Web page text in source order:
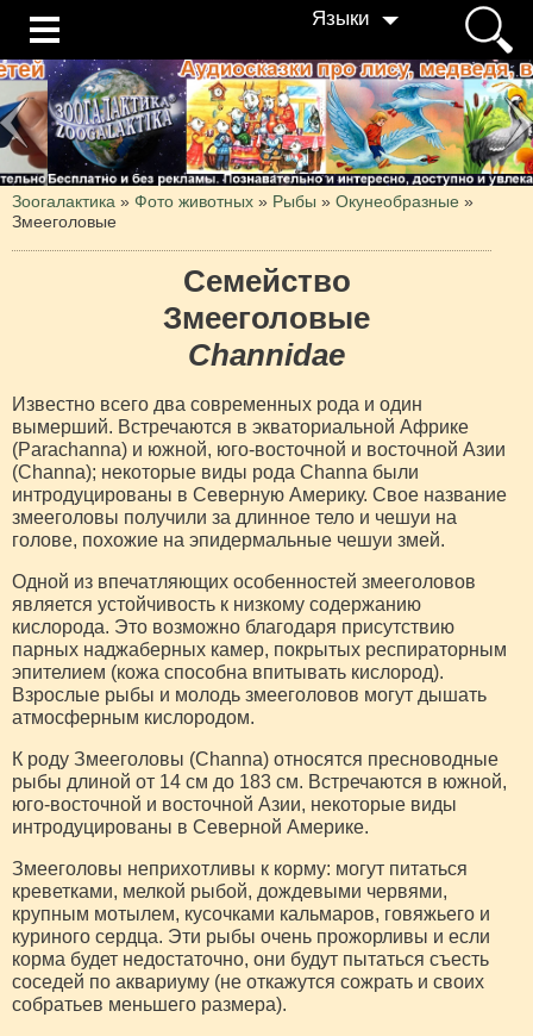
Языки
Зоогалактика » Фото животных » Рыбы » Окунеобразные »
Змееголовые
Семейство
Змееголовые
Channidae
Известно всего два современных рода и один
вымерший. Встречаются в экваториальной Африке
(Parachanna) и южной, юго-восточной и восточной Азии
(Channa); некоторые виды рода Channa были
интродуцированы в Северную Америку. Свое название
змееголовы получили за длинное тело и чешуи на
голове, похожие на эпидермальные чешуи змей.
Одной из впечатляющих особенностей змееголовов
является устойчивость к низкому содержанию
кислорода. Это возможно благодаря присутствию
парных наджаберных камер, покрытых респираторным
эпителием (кожа способна впитывать кислород).
Взрослые рыбы и молодь змееголовов могут дышать
атмосферным кислородом.
К роду Змееголовы (Channa) относятся пресноводные
рыбы длиной от 14 см до 183 см. Встречаются в южной,
юго-восточной и восточной Азии, некоторые виды
интродуцированы в Северной Америке.
Змееголовы неприхотливы к корму: могут питаться
креветками, мелкой рыбой, дождевыми червями,
крупным мотылем, кусочками кальмаров, говяжьего и
куриного сердца. Эти рыбы очень прожорливы и если
корма будет недостаточно, они будут пытаться съесть
соседей по аквариуму (не откажутся сожрать и своих
собратьев меньшего размера).